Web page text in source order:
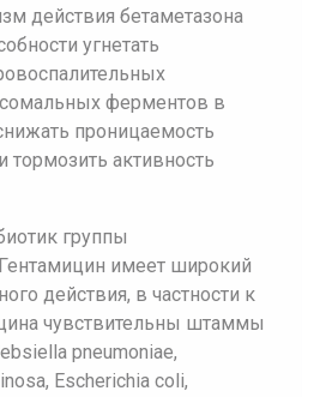
действия бетаметазона
угнетать
ферментов в
проницаемость
тормозить активность
группы
имеет широкий
действия, в частности к
чувствительны штаммы
pneumoniae,
Escherichia coli,